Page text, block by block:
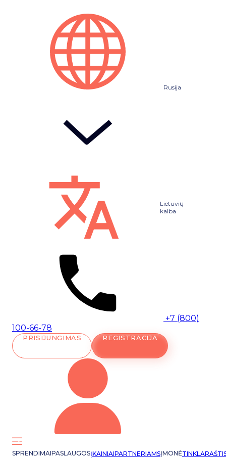
Rusija
Lietuvių
kalba
+7 (800)
100-66-78
PRISIJUNGIMAS REGISTRACIJA
SPRENDIMAIPASLAUGOSĮKAINIAIPARTNERIAMSĮMONĖ